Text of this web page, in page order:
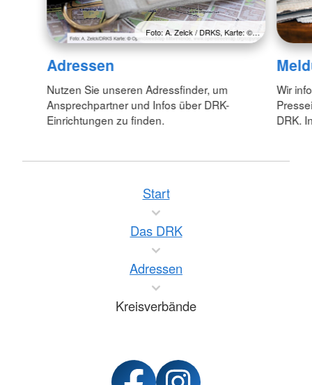
Foto: A. Zelck / DRKS, Karte: ©…
Adressen
Nutzen Sie unseren Adressfinder, um
Ansprechpartner und Infos über DRK-
Einrichtungen zu finden.
Wir
DRK.
Start
Das DRK
Adressen
Kreisverbände